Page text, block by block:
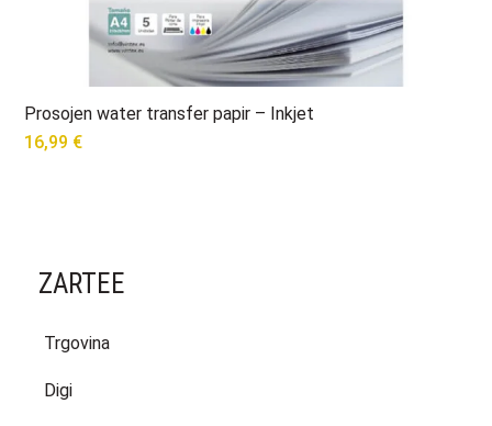
Prosojen water transfer papir – Inkjet
16,99 €
ZARTEE
Trgovina
Digi